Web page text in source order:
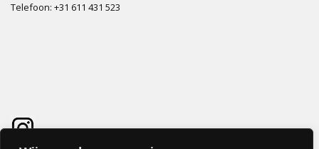
Telefoon: +31 611 431 523